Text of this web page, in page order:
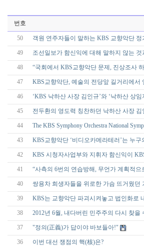
번호
50 객원 연주자들이 말하는 KBS 교향악단
49 조선일보가 함신익에 대해 말하지 않는 것
48 “국회에서 KBS교향악단 문제, 진상조사
47 KBS교향악단, 예술의 전당앞 길거리에
46 ‘KBS 낙하산 사장 김인규’와 ‘낙하산 상
45 전두환의 영도력 칭찬하던 낙하산 사장 김
44 The KBS Symphony Orchestra National
43 KBS교향악단 ‘비디오카메라테러’는 누구
42 KBS 시청자사업부와 지휘자 함신익이
41 “사측의 6번의 연습방해, 무언가 계획적으
40 쌍용차 희생자들을 위로한 가슴 뜨거웠던
39 KBS는 교향악단 파괴시켜놓고 법인화로
38 2012년 6월, 내다버린 민주주의 다시 찾을
37 "정의(正義)가 답이야 바보들아!"
36 이번 대선 쟁점의 핵(核)은?